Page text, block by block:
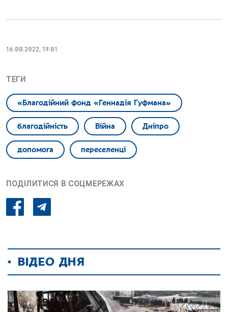
16.08.2022, 19:01
ТЕГИ
«Благодійний фонд «Геннадія Гуфмана»
благодійність Війна Дніпро
допомога переселенці
ПОДІЛИТИСЯ В СОЦМЕРЕЖАХ
ВІДЕО ДНЯ